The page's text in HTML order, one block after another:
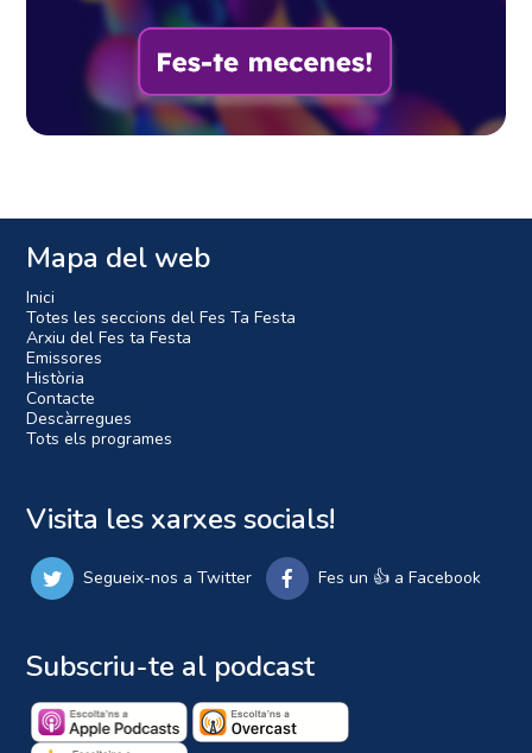
Mapa del web
Inici
Totes les seccions del Fes Ta Festa
Arxiu del Fes ta Festa
Emissores
Història
Contacte
Descàrregues
Tots els programes
Visita les xarxes socials!
Segueix-nos a Twitter Fes un 👍 a Facebook
Subscriu-te al podcast